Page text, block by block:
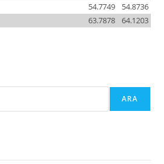
54.8736
54.7749
64.1203
63.7878
ARA